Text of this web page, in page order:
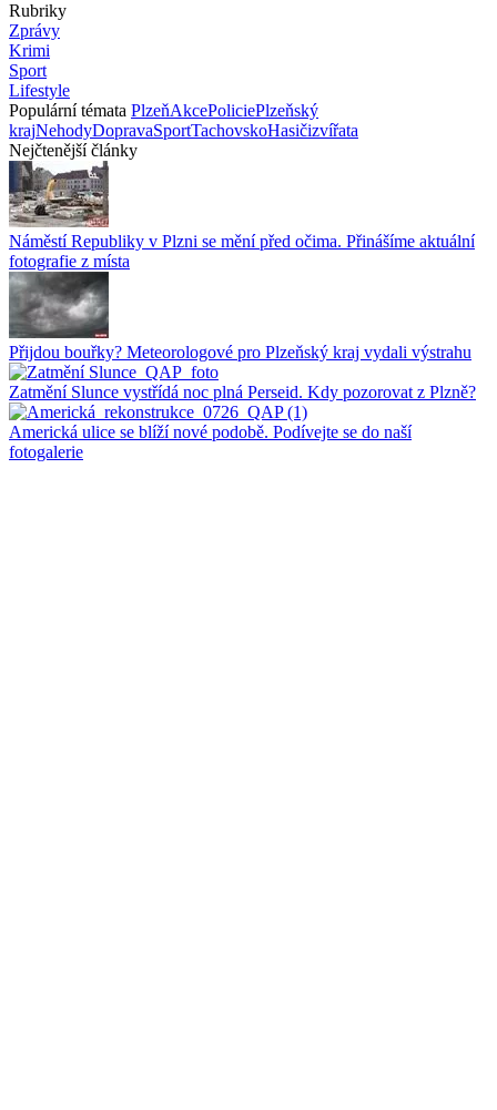
Rubriky
Zprávy
Krimi
Sport
Lifestyle
Populární témata PlzeňAkcePoliciePlzeňský
krajNehodyDopravaSportTachovskoHasičizvířata
Nejčtenější články
Náměstí Republiky v Plzni se mění před očima. Přinášíme aktuální
fotografie z místa
Přijdou bouřky? Meteorologové pro Plzeňský kraj vydali výstrahu
Zatmění Slunce vystřídá noc plná Perseid. Kdy pozorovat z Plzně?
Americká ulice se blíží nové podobě. Podívejte se do naší
fotogalerie